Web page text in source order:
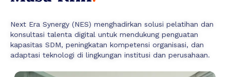
Next Era Synergy (NES) menghadirkan solusi pelatihan dan
konsultasi talenta digital untuk mendukung penguatan
kapasitas SDM, peningkatan kompetensi organisasi, dan
adaptasi teknologi di lingkungan institusi dan perusahaan.